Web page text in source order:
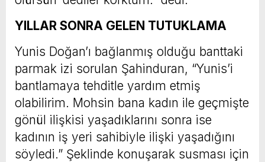
YILLAR SONRA GELEN TUTUKLAMA
Yunis Doğan’ı bağlanmış olduğu banttaki
parmak izi sorulan Şahinduran, “Yunis’i
bantlamaya tehditle yardım etmiş
olabilirim. Mohsin bana kadın ile geçmişte
gönül ilişkisi yaşadıklarını sonra ise
kadının iş yeri sahibiyle ilişki yaşadığını
söyledi.” Şeklinde konuşarak susması için